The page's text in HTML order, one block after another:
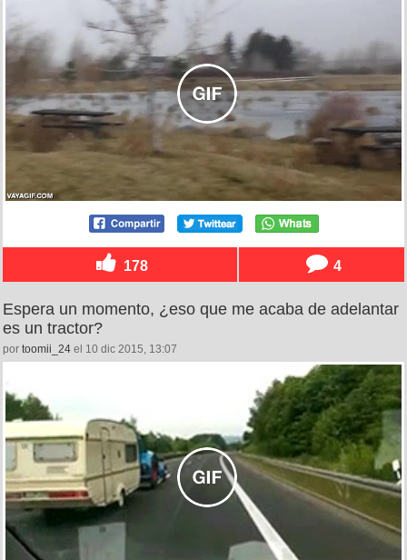
178 4
Espera un momento, ¿eso que me acaba de adelantar
es un tractor?
por toomii_24 el 10 dic 2015, 13:07